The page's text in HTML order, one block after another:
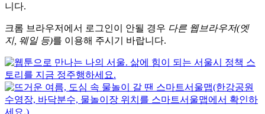
니다.
크롬 브라우저에서 로그인이 안될 경우 다른 웹브라우저(엣
지, 웨일 등)를 이용해 주시기 바랍니다.